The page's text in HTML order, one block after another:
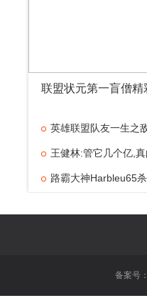
联盟状元第一盲僧精
英雄联盟队友一生之
王健林:管它几个亿,
路霸大神Harbleu65
备案号